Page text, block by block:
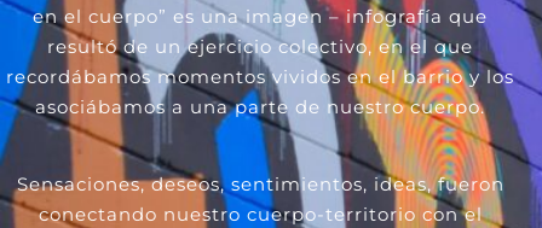
en el cuerpo” es una imagen – infografía que
resultó de un ejercicio colectivo, en el que
recordábamos momentos vividos en el barrio y los
asociábamos a una parte de nuestro cuerpo.
Sensaciones, deseos, sentimientos, ideas, fueron
conectando nuestro cuerpo-territorio con el